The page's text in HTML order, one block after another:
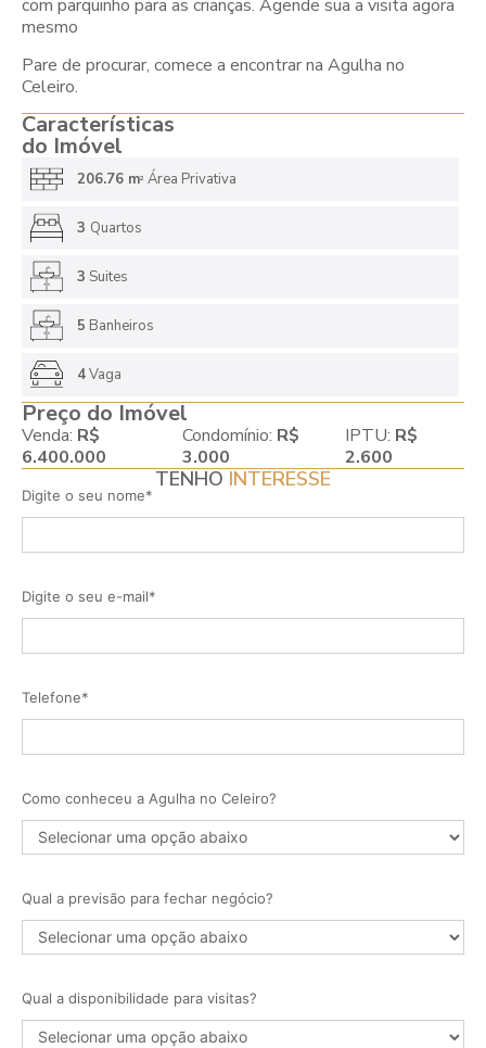
com parquinho para as crianças. Agende sua a visita agora
mesmo
Pare de procurar, comece a encontrar na Agulha no
Celeiro.
Características
do Imóvel
206.76 m2 Área Privativa
3 Quartos
3 Suites
5 Banheiros
4Vaga
Preço do Imóvel
Venda: R$
6.400.000
Condomínio: R$
3.000
IPTU: R$
2.600
TENHO INTERESSE
Digite o seu nome*
Digite o seu e-mail*
Telefone*
Como conheceu a Agulha no Celeiro?
Qual a previsão para fechar negócio?
Qual a disponibilidade para visitas?